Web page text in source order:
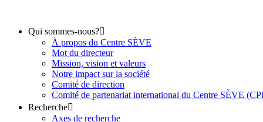
Qui sommes-nous?
À propos du Centre SÈVE
Mot du directeur
Mission, vision et valeurs
Notre impact sur la société
Comité de direction
Comité de partenariat international du Centre SÈVE
Recherche
Axes de recherche